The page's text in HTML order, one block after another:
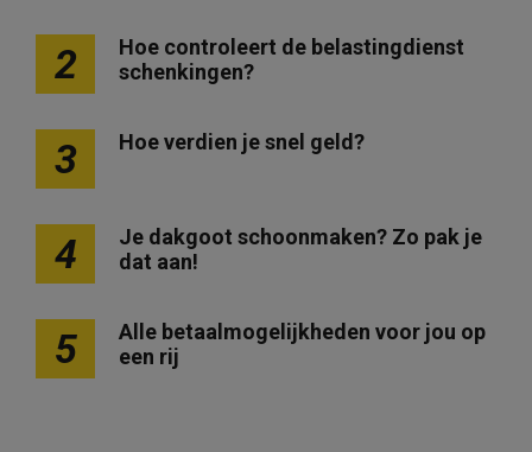
p
a
e
r
2
Hoe controleert de belastingdienst
schenkingen?
3 Hoe verdien je snel geld?
4
Je dakgoot schoonmaken? Zo pak je
dat aan!
5
Alle betaalmogelijkheden voor jou op
een rij